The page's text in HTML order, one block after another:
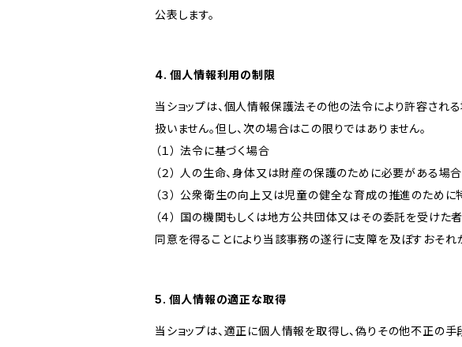
公表します。
4. 個人情報利用の制限
当ショップは、個人情報保護法その他の法令により許容され
扱いません。但し、次の場合はこの限りではありません。
（１） 法令に基づく場合
（２） 人の生命、身体又は財産の保護のために必要がある場
（３） 公衆衛生の向上又は児童の健全な育成の推進のため
（４） 国の機関もしくは地方公共団体又はその委託を受け
同意を得ることにより当該事務の遂行に支障を及ぼすおそれ
5. 個人情報の適正な取得
当ショップは、適正に個人情報を取得し、偽りその他不正の手